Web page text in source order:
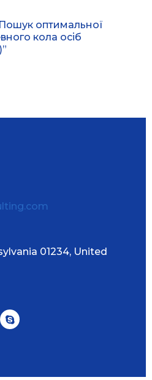
оптимальної
кола осіб
01234, United